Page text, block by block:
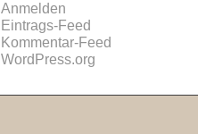
Anmelden
Eintrags-Feed
Kommentar-Feed
WordPress.org